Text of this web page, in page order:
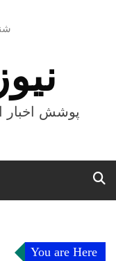
پوشش اخبار
You are Here